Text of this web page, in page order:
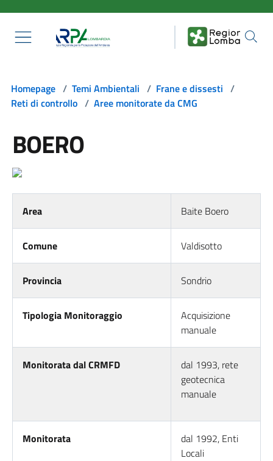
Homepage / Temi Ambientali / Frane e dissesti /
Reti di controllo / Aree monitorate da CMG
BOERO
Area Baite Boero
Comune Valdisotto
Provincia Sondrio
Tipologia Monitoraggio
Acquisizione
manuale
Monitorata dal CRMFD
dal 1993, rete
geotecnica
manuale
Monitorata
dal 1992, Enti
Locali